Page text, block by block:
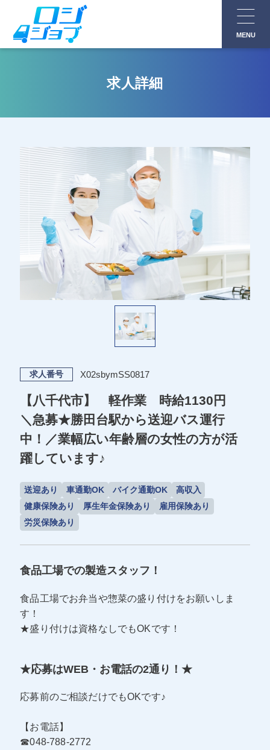
MENU
求人詳細
求人番号 X02sbymSS0817
【八千代市】 軽作業 時給1130円
＼急募★勝田台駅から送迎バス運行
中！／業幅広い年齢層の女性の方が活
躍しています♪
送迎あり 車通勤OK バイク通勤OK
高収入
健康保険あり
厚生年金保険あり
雇用保険あり
労災保険あり
食品工場での製造スタッフ！
食品工場でお弁当や惣菜の盛り付けをお願いしま
す！
★盛り付けは資格なしでもOKです！
★応募はWEB・お電話の2通り！★
応募前のご相談だけでもOKです♪
【お電話】
☎048-788-2772